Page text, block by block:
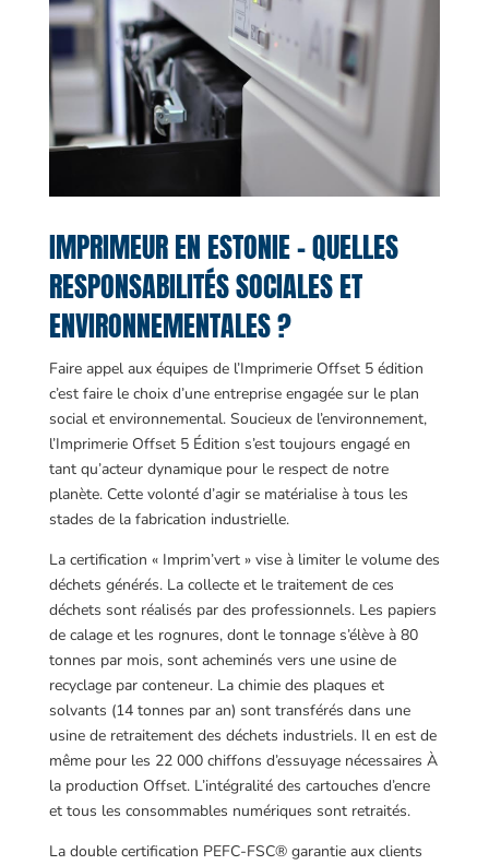
IMPRIMEUR EN ESTONIE – QUELLES
RESPONSABILITÉS SOCIALES ET
ENVIRONNEMENTALES ?
Faire appel aux équipes de l’Imprimerie Offset 5 édition
c’est faire le choix d’une entreprise engagée sur le plan
social et environnemental. Soucieux de l’environnement,
l’Imprimerie Offset 5 Édition s’est toujours engagé en
tant qu’acteur dynamique pour le respect de notre
planète. Cette volonté d’agir se matérialise à tous les
stades de la fabrication industrielle.
La certification « Imprim’vert » vise à limiter le volume des
déchets générés. La collecte et le traitement de ces
déchets sont réalisés par des professionnels. Les papiers
de calage et les rognures, dont le tonnage s’élève à 80
tonnes par mois, sont acheminés vers une usine de
recyclage par conteneur. La chimie des plaques et
solvants (14 tonnes par an) sont transférés dans une
usine de retraitement des déchets industriels. Il en est de
même pour les 22 000 chiffons d’essuyage nécessaires À
la production Offset. L’intégralité des cartouches d’encre
et tous les consommables numériques sont retraités.
La double certification PEFC-FSC® garantie aux clients